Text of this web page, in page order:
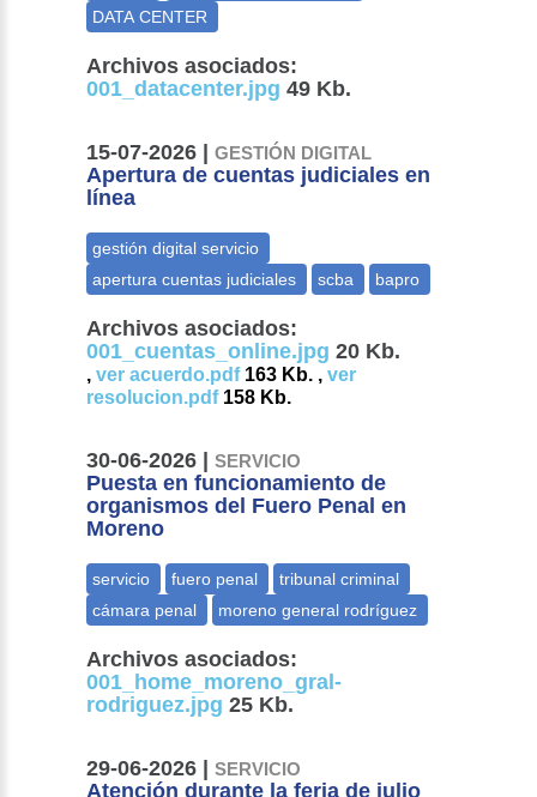
Archivos asociados:
001_datacenter.jpg 49 Kb.
15-07-2026 |GESTIÓN DIGITAL
Apertura de cuentas judiciales en
línea
Archivos asociados:
001_cuentas_online.jpg 20 Kb.
,ver acuerdo.pdf163 Kb. ,ver
resolucion.pdf158 Kb.
30-06-2026 |SERVICIO
Puesta en funcionamiento de
organismos del Fuero Penal en
Moreno
Archivos asociados:
001_home_moreno_gral-
rodriguez.jpg 25 Kb.
29-06-2026 |SERVICIO
Atención durante la feria de julio